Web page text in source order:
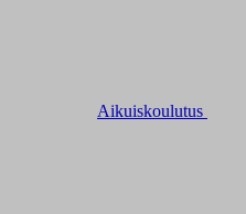
Aikuiskoulutus